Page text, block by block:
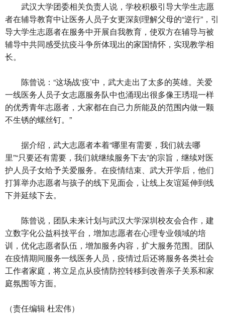
武汉大学团委相关负责人说，学校积极引导大学生志愿
者在辅导教育中让医务人员子女更深刻理解父母的“逆行”，引
导大学生志愿者在服务中开展自我教育，使双方在辅导与被
辅导中共同感受抗疫斗争所体现出的家国情怀，实现教学相
长。
陈曾说：“这场战‘疫’中，武大走出了太多的英雄。关爱
一线医务人员子女志愿服务队中也涌现出很多像王琇琨一样
的优秀青年志愿者，大家都在自己力所能及的范围内做一颗
不生锈的螺丝钉。”
据介绍，武大志愿者本着“哪里有需要，我们就去哪
里”“只要还有需要，我们就继续服务下去”的宗旨，继续对医
护人员子女给予关爱服务。在疫情结束、武大开学后，他们
打算举办志愿者与孩子的线下见面会，让线上友谊延伸到线
下并延续下去。
陈曾说，团队未来计划与武汉大学深圳校友会合作，建
立数字化公益科技平台，增加志愿者在心理专业领域的培
训，优化志愿者队伍，增加服务内容，扩大服务范围。团队
在疫情期间服务一线医务人员，疫情过后还将服务各类社会
工作者家庭，将立足点从疫情防控转移到改善亲子关系和家
庭氛围等方面。
（责任编辑 杜宏伟）